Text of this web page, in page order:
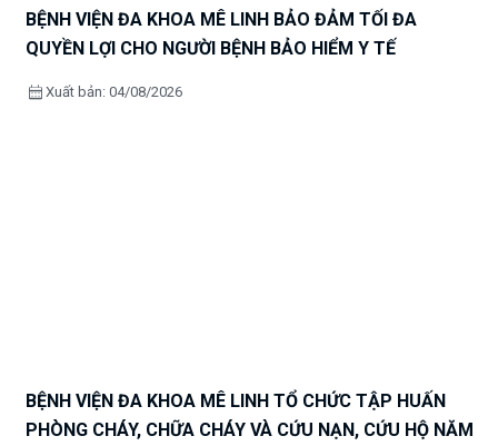
BỆNH VIỆN ĐA KHOA MÊ LINH BẢO ĐẢM TỐI ĐA
QUYỀN LỢI CHO NGƯỜI BỆNH BẢO HIỂM Y TẾ
calendar_month Xuất bản: 04/08/2026
BỆNH VIỆN ĐA KHOA MÊ LINH TỔ CHỨC TẬP HUẤN
PHÒNG CHÁY, CHỮA CHÁY VÀ CỨU NẠN, CỨU HỘ NĂM